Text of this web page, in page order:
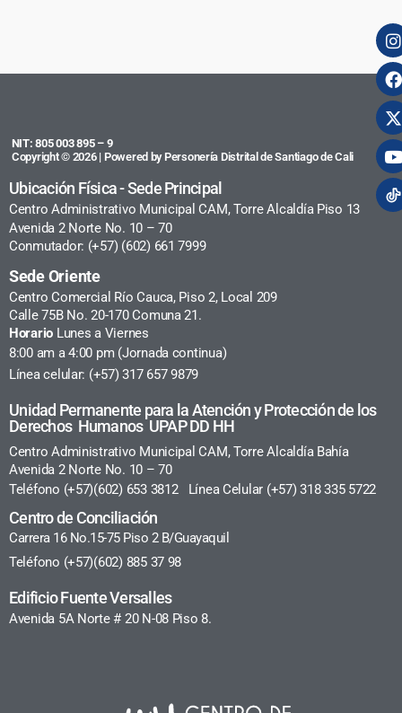
NIT: 805 003 895 – 9
Copyright © 2026 | Powered by Personería Distrital de Santiago de Cali
Ubicación Física - Sede Principal
Centro Administrativo Municipal CAM, Torre Alcaldía Piso 13
Avenida 2 Norte No. 10 – 70
Conmutador: (+57) (602) 661 7999
Sede Oriente
Centro Comercial Río Cauca, Piso 2, Local 209
Calle 75B No. 20-170 Comuna 21.
Horario Lunes a Viernes
8:00 am a 4:00 pm (Jornada continua)
Línea celular: (+57) 317 657 9879
Unidad Permanente para la Atención y Protección de los
Derechos Humanos UPAP DD HH
Centro Administrativo Municipal CAM, Torre Alcaldía Bahía
Avenida 2 Norte No. 10 – 70
Teléfono (+57)(602) 653 3812 Línea Celular (+57) 318 335 5722
Centro de Conciliación
Carrera 16 No.15-75 Piso 2 B/Guayaquil
Teléfono (+57)(602) 885 37 98
Edificio Fuente Versalles
Avenida 5A Norte # 20 N-08 Piso 8.